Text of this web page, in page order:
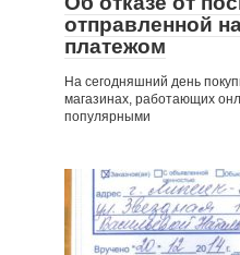
отправленной
платежом
На сегодняшний день
магазинах, работающих
популярными